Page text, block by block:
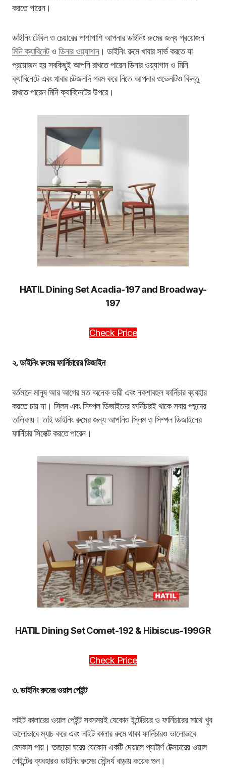
করতে পারেন।
ডাইনিং টেবিল ও চেয়ারের পাশাপাশি আপনার ডাইনিং রুমের জন্য প্রয়োজন
মিনি ক্যাবিনেটওডিনার ওয়্যাগান। ডাইনিং রুমে খাবার সার্ভ করতে যা
প্রয়োজন হয় সবকিছুই আপনি রাখতে পারেন ডিনার ওয়্যাগান ও মিনি
ক্যাবিনেটে এবং খাবার চটজলদি গরম করে নিতে আপনার ওভেনটিও কিন্তু
রাখতে পারেন মিনি ক্যাবিনেটের উপরে।
HATIL Dining Set Acadia-197 and Broadway-
197
Check Price
২. ডাইনিং রুমের ফার্নিচারের ডিজাইন
বর্তমানে মানুষ আর আগের মত অনেক ভারী এবং নকশাবহুল ফার্নিচার ব্যবহার
করতে চায় না। স্লিম এবং সিম্পল ডিজাইনের ফার্নিচারই থাকে সবার পছন্দের
তালিকায়। তাই ডাইনিং রুমের জন্য আপনিও স্লিম ও সিম্পল ডিজাইনের
ফার্নিচার সিলেক্ট করতে পারেন।
HATIL Dining Set Comet-192 & Hibiscus-199GR
Check Price
৩. ডাইনিং রুমের ওয়াল পেইন্ট
লাইট কালারের ওয়াল পেইন্ট সবসময়ই যেকোন ইন্টেরিয়র ও ফার্নিচারের সাথে খুব
ভালোভাবে ম্যাচ করে এবং লাইট কালার রুমে থাকা ফার্নিচারও ভালোভাবে
ফোকাস পায়।তাছাড়া ঘরের যেকোন একটি দেয়ালে প্যাটার্ণ টেক্সচারের ওয়াল
পেইন্টের ব্যবহারও ডাইনিং রুমের সৌন্দর্য বাড়ায় কয়েক গুন।